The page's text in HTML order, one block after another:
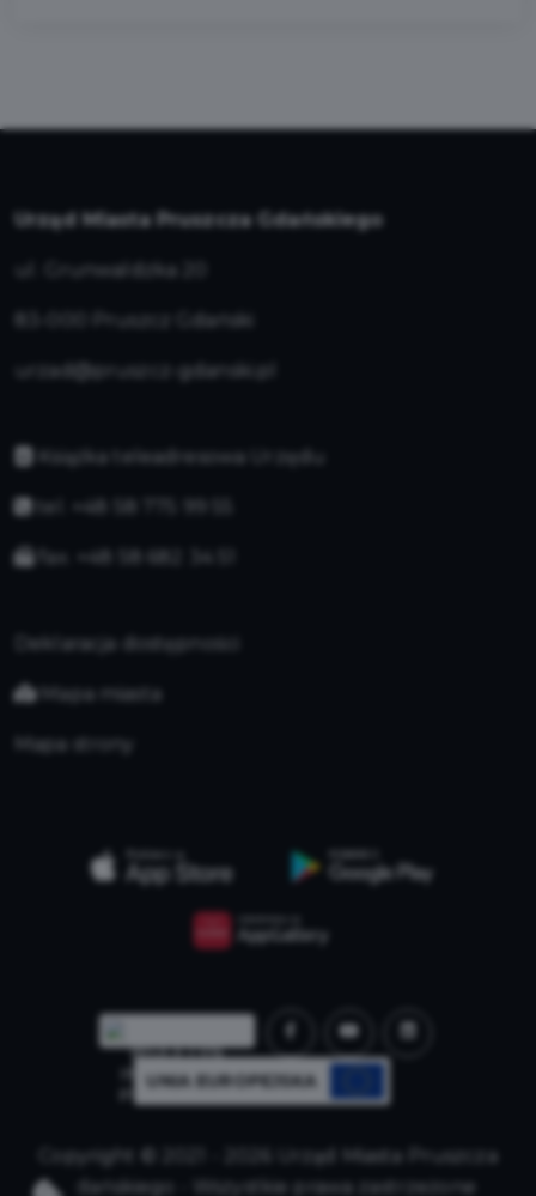
Urząd Miasta Pruszcza Gdańskiego
ul. Grunwaldzka 20
83-000 Pruszcz Gdański
urzad@pruszcz-gdanski.pl
Książka teleadresowa Urzędu
tel. +48 58 775 99 55
fax. +48 58 682 34 51
Deklaracja dostępności
Mapa miasta
Mapa strony
UNIA EUROPEJSKA
Copyright © 2021 - 2026 Urząd Miasta Pruszcza
Gdańskiego - Wszystkie prawa zastrzeżone